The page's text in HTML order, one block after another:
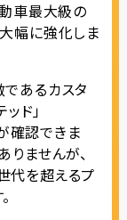
車最大級の
幅に強化しま
あるカスタ
ド」
確認できま
りませんが、
代を超えるプ